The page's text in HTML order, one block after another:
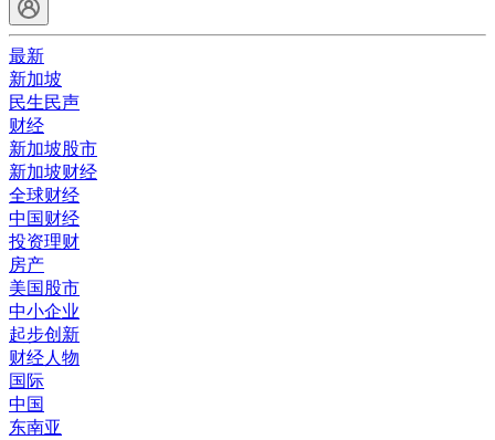
最新
新加坡
民生民声
财经
新加坡股市
新加坡财经
全球财经
中国财经
投资理财
房产
美国股市
中小企业
起步创新
财经人物
国际
中国
东南亚